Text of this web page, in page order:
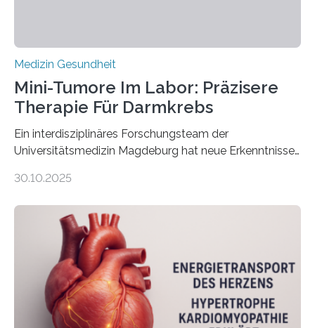
Medizin Gesundheit
Mini-Tumore Im Labor: Präzisere
Therapie Für Darmkrebs
Ein interdisziplinäres Forschungsteam der
Universitätsmedizin Magdeburg hat neue Erkenntnisse
behandelt werden kann. In ihrer aktuellen Studie,
Oncology, zeigen die Forschenden, dass Mini-Tumore
aus Gewebe von Patientinnen und Patienten –
sogenannte Organoide – genutzt werden können, um
vorab zu prüfen, welche Medikamente am besten
wirken. Dabei wurde ein Eiweiß identifiziert, das künftig
als Biomarker für die Wahl der passenden Therapie
dienen könnte. Darmkrebs zählt weltweit zu den
30.10.2025